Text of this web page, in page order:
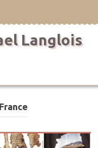
Langlois